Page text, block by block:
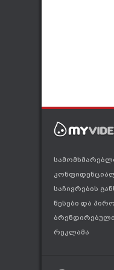
საჩივრების
წესები და
რეკლამა